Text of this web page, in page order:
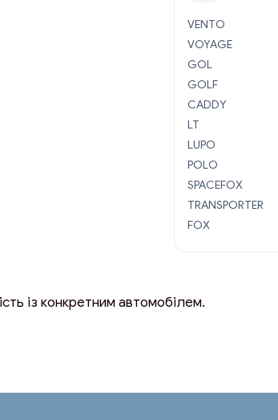
VENTO
VOYAGE
GOL
GOLF
CADDY
LT
LUPO
POLO
SPACEFOX
TRANSPORTER
FOX
із конкретним автомобілем.